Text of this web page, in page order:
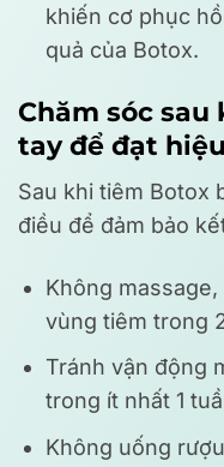
khiến cơ phục
quả của Botox.
Chăm sóc
tay để đạt
Sau khi tiêm Botox
điều để đảm bảo
Không
vùng tiêm trong
Tránh vận động
trong ít nhất 1
Không uống